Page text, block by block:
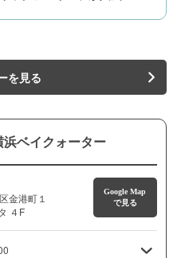
を見る
ベイクォーター
金港町１
４F
Google Map
で見る